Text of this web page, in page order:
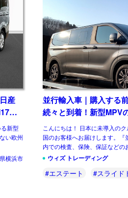
産
新型
い欧州
横浜市
並行輸入車｜購入する
続々と到着！新型MPV
ルネオカスタム＆最終
ST-X エステート 横浜
こんにちは！ 日本に未導入の
国のお客様へお届けします。
内での検査、保険、保証など
照)。今回は並行輸入車｜購入す
ウィズ トレーディング
#エステート #スライド